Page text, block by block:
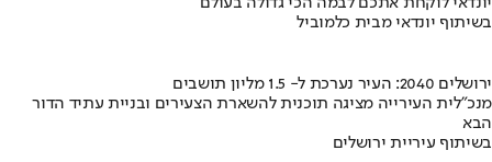
בשיתוף יונדאי מבית כלמוביל
ירושלים 2040: העיר נערכת ל- 1.5 מליון תושבים
מנכ"לית העירייה מציגה תוכנית להשארת הצעירים ובניית עתיד הדור
הבא
בשיתוף עיריית ירושלים